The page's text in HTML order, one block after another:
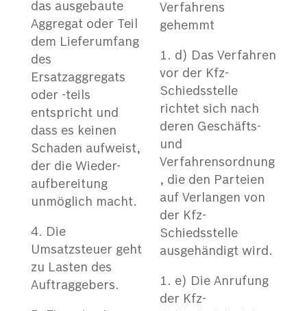
das ausgebaute
Aggregat oder Teil
dem Lieferumfang
des
Ersatzaggregats
oder -teils
entspricht und
dass es keinen
Schaden aufweist,
der die Wieder-
aufbereitung
unmöglich macht.
Die
Umsatzsteuer geht
zu Lasten des
Auftraggebers.
Verfahrens
gehemmt
d) Das Verfahren
vor der Kfz-
Schiedsstelle
richtet sich nach
deren Geschäfts-
und
Verfahrensordnung
, die den Parteien
auf Verlangen von
der Kfz-
Schiedsstelle
ausgehändigt wird.
e) Die Anrufung
der Kfz-